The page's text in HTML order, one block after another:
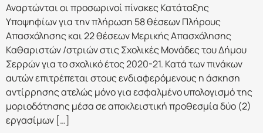
Αναρτώνται οι προσωρινοί πίνακες Κατάταξης
Υποψηφίων για την πλήρωση 58 θέσεων Πλήρους
Απασχόλησης και 22 θέσεων Μερικής Απασχόλησης
Καθαριστών /στριών στις Σχολικές Μονάδες του Δήμου
Σερρών για το σχολικό έτος 2020-21. Κατά των πινάκων
αυτών επιτρέπεται στους ενδιαφερόμενους η άσκηση
αντίρρησης ατελώς μόνο για εσφαλμένο υπολογισμό της
μοριοδότησης μέσα σε αποκλειστική προθεσμία δύο (2)
εργασίμων […]